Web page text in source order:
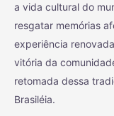
a vida cultural do
resgatar memórias
experiência
vitória da
retomada dessa
Brasiléia.